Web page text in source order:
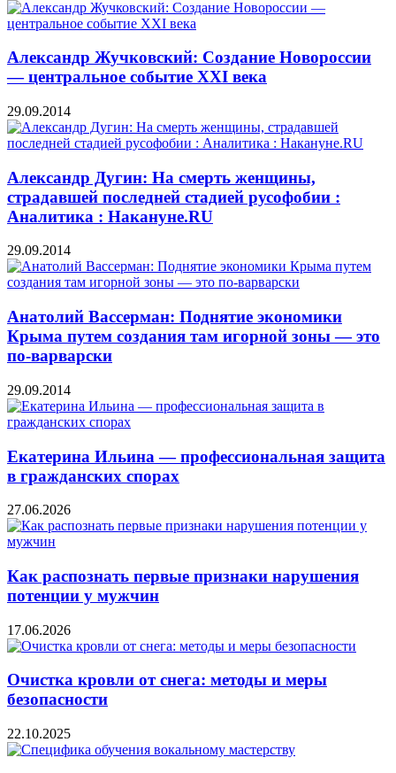
Александр Жучковский: Создание Новороссии
— центральное событие XXI века
29.09.2014
Александр Дугин: На смерть женщины,
страдавшей последней стадией русофобии :
Аналитика : Накануне.RU
29.09.2014
Анатолий Вассерман: Поднятие экономики
Крыма путем создания там игорной зоны — это
по-варварски
29.09.2014
Екатерина Ильина — профессиональная защита
в гражданских спорах
27.06.2026
Как распознать первые признаки нарушения
потенции у мужчин
17.06.2026
Очистка кровли от снега: методы и меры
безопасности
22.10.2025